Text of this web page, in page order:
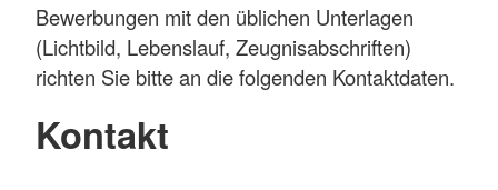
Bewerbungen mit den üblichen Unterlagen
(Lichtbild, Lebenslauf, Zeugnisabschriften)
richten Sie bitte an die folgenden Kontaktdaten.
Kontakt